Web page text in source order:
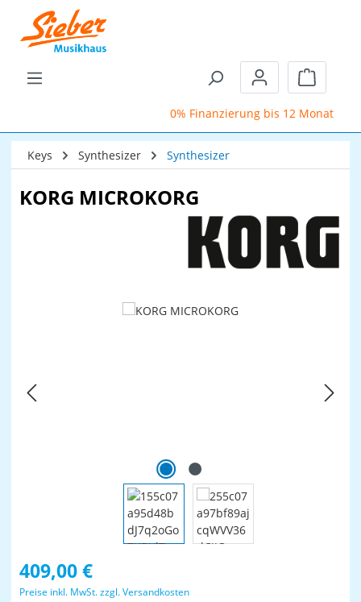
Zum Hauptinhalt springen
0% Finanzierung bis 12 Monate
Keys Synthesizer Synthesizer
KORG MICROKORG
Bildergalerie überspringen
Regulärer Preis:
409,00 €
Preise inkl. MwSt. zzgl. Versandkosten